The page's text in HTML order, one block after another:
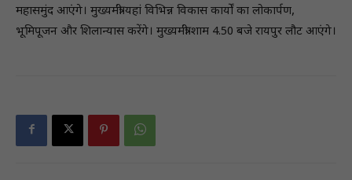
महासमुंद आएंगे। मुख्यमंत्री यहां विभिन्न विकास कार्यों का लोकार्पण,
भूमिपूजन और शिलान्यास करेंगे। मुख्यमंत्री शाम 4.50 बजे रायपुर लौट आएंगे।